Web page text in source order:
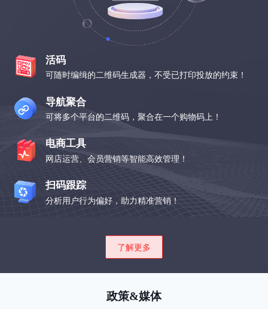
活码
可随时编缉的二维码生成器，不受已打印投放的约束！
导航聚合
可将多个平台的二维码，聚合在一个购物码上！
电商工具
网店运营、会员营销等智能高效管理！
扫码跟踪
分析用户行为偏好，助力精准营销！
了解更多
政策&媒体